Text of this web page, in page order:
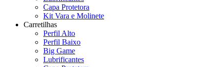
Capa Protetora
Kit Vara e Molinete
Carretilhas
Perfil Alto
Perfil Baixo
Big Game
Lubrificantes